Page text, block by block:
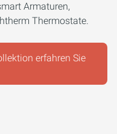
Armaturen,
Thermostate.
erfahren Sie